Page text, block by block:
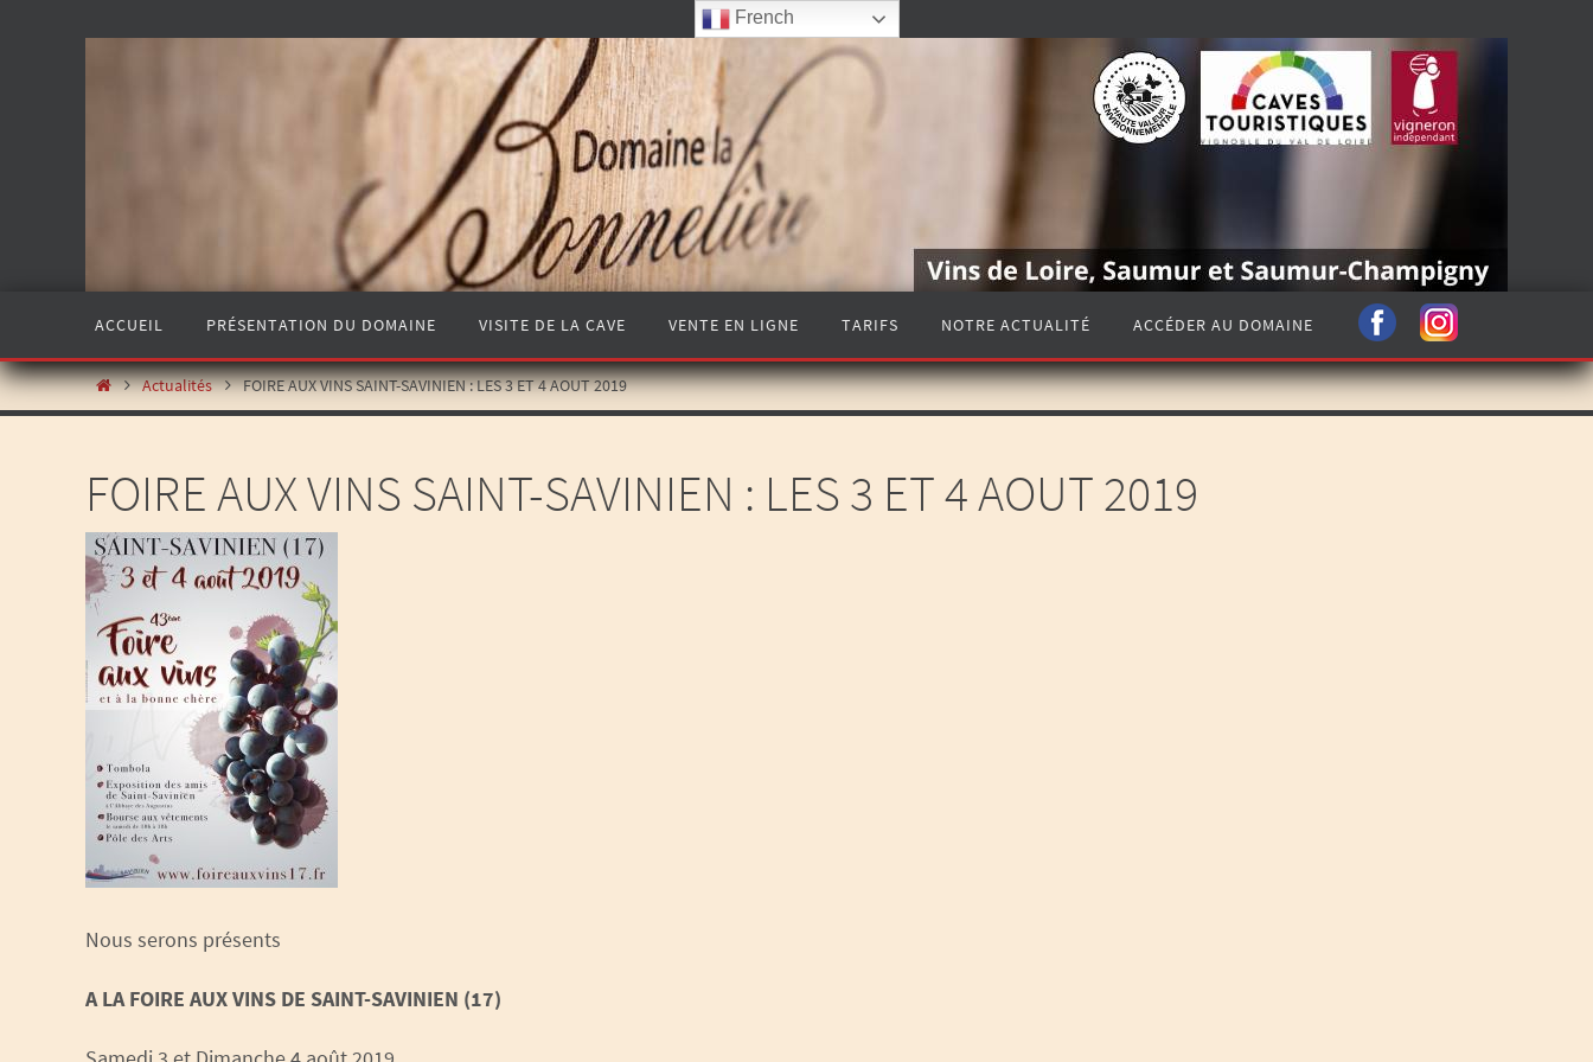
French
ACCUEIL PRÉSENTATION DU DOMAINE VISITE DE LA CAVE VENTE EN LIGNE TARIFS NOTRE ACTUALITÉ ACCÉDER AU DOMAINE
Actualités FOIRE AUX VINS SAINT-SAVINIEN : LES 3 ET 4 AOUT 2019
FOIRE AUX VINS SAINT-SAVINIEN : LES 3 ET 4 AOUT 2019
Nous serons présents
A LA FOIRE AUX VINS DE SAINT-SAVINIEN (17)